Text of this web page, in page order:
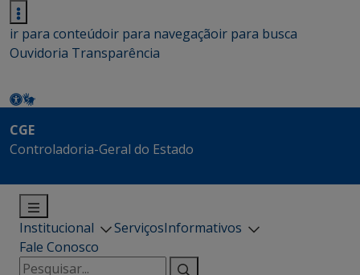
ir para conteúdoir para navegaçãoir para busca
Ouvidoria Transparência
CGE
Controladoria-Geral do Estado
Institucional ServiçosInformativos
Fale Conosco
Pesquisar